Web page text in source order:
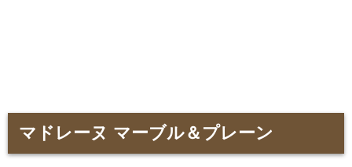
マドレーヌ マーブル＆プレーン